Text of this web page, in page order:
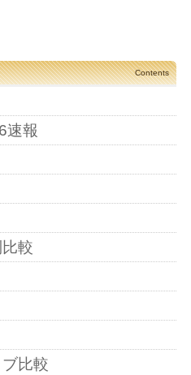
Contents
速報
較
比較